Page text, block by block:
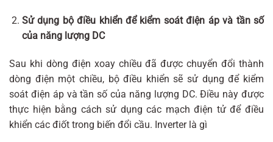
Sử dụng bộ điều khiển để kiểm soát điện áp và tần số
của năng lượng DC
Sau khi dòng điện xoay chiều đã được chuyển đổi thành
dòng điện một chiều, bộ điều khiển sẽ sử dụng để kiểm
soát điện áp và tần số của năng lượng DC. Điều này được
thực hiện bằng cách sử dụng các mạch điện tử để điều
khiển các điốt trong biến đổi cầu. Inverter là gì